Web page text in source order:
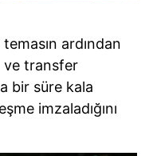
ardından
ve transfer
bir süre kala
imzaladığını